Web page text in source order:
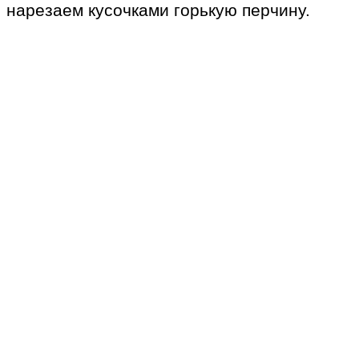
нарезаем кусочками горькую перчину.